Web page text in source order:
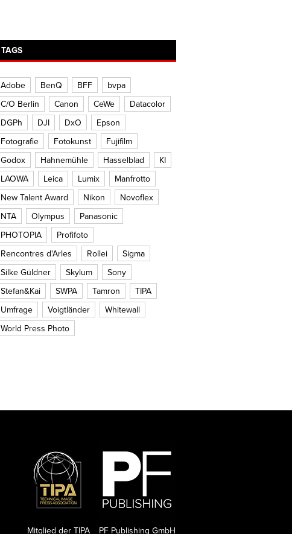
TAGS
Adobe BenQ BFF
bvpa
C/O Berlin
Canon CeWe
Datacolor
DGPh
DJI DxO
Epson
Fotografie
Fotokunst
Fujifilm
Godox
Hahnemühle Hasselblad
KI
LAOWA
Leica Lumix
Manfrotto
New Talent Award
Nikon
Novoflex
NTA
Olympus
Panasonic
PHOTOPIA
Profifoto
Rencontres d'Arles
Rollei
Sigma
Silke Güldner
Skylum
Sony
Stefan&Kai
SWPA Tamron
TIPA
Umfrage
Voigtländer
Whitewall
World Press Photo
PF Publishing GmbH
Mitglied der TIPA